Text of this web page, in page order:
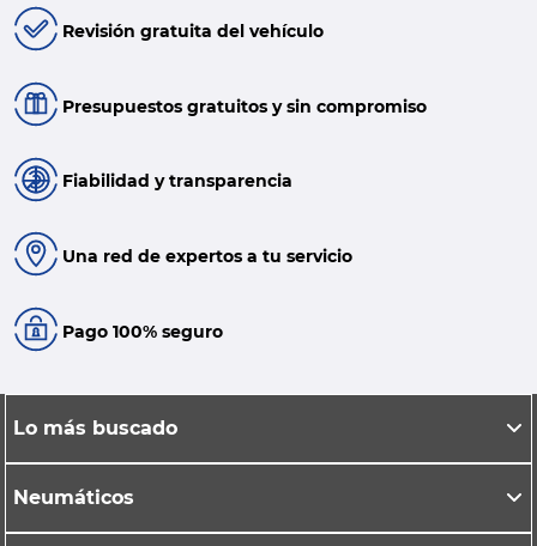
Revisión gratuita del vehículo
Presupuestos gratuitos y sin compromiso
Fiabilidad y transparencia
Una red de expertos a tu servicio
Pago 100% seguro
Lo más buscado
Neumáticos